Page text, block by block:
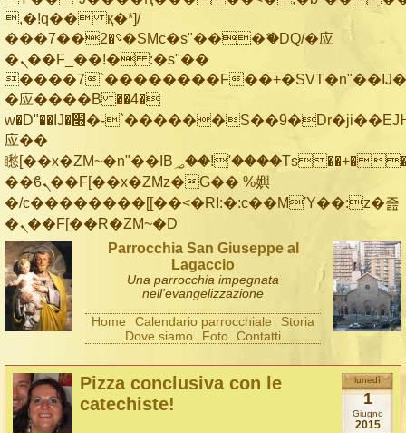
,�!q�� қ�*]/
���؝�2��7�SMc�s"���ޭ�DQ/�应
�ܢ��F_��!� :�s"��
����7`��������F
�应����B ��4�
w�D"��IJ�׭�-`������S��9�Dr�ji��EJ߅��gJ�
应��
矁[��x�ZM~�n"��IB؃��!'����Тѕ��+��(m��IK�ʭ�/|
��ϐܢ��F[��x�ZMz�G�� %嬩
�/c��������[[��<�RI:�:c��MΎ��:z�졾
�ܢ��F[��R�ZM~�D
Parrocchia San Giuseppe al
Lagaccio
Una parrocchia impegnata
nell'evangelizzazione
Home Calendario parrocchiale
Storia
Dove siamo
Foto Contatti
lunedì
1
Giugno
2015
Pizza conclusiva con le
catechiste!